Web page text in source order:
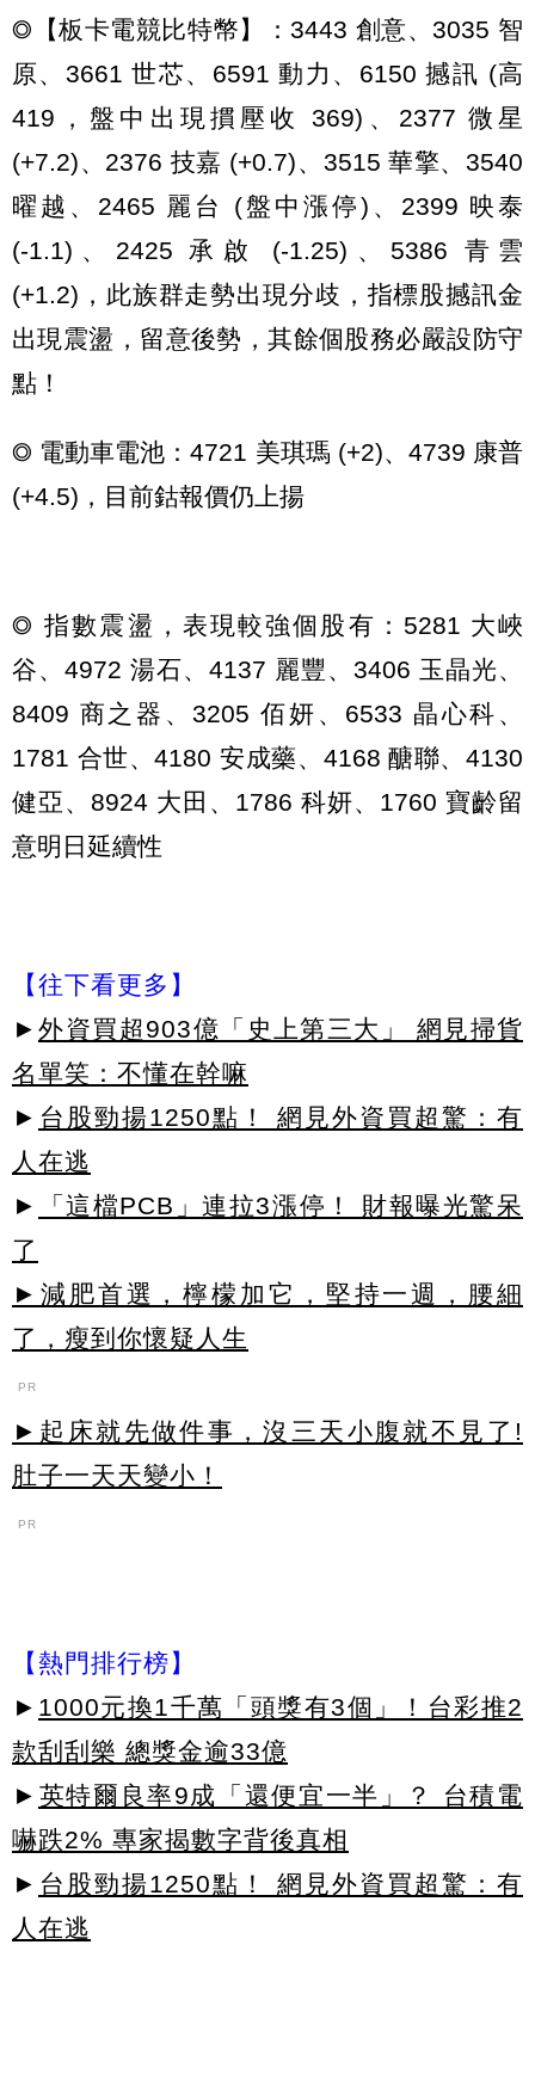
◎【板卡電競比特幣】：3443 創意、3035 智
原、3661 世芯、6591 動力、6150 撼訊 (高
419，盤中出現摜壓收 369)、2377 微星
(+7.2)、2376 技嘉 (+0.7)、3515 華擎、3540
曜越、2465 麗台 (盤中漲停)、2399 映泰
(-1.1)、2425 承啟 (-1.25)、5386 青雲
(+1.2)，此族群走勢出現分歧，指標股撼訊金
出現震盪，留意後勢，其餘個股務必嚴設防守
點！
◎ 電動車電池：4721 美琪瑪 (+2)、4739 康普
(+4.5)，目前鈷報價仍上揚
◎ 指數震盪，表現較強個股有：5281 大峽
谷、4972 湯石、4137 麗豐、3406 玉晶光、
8409 商之器、3205 佰妍、6533 晶心科、
1781 合世、4180 安成藥、4168 醣聯、4130
健亞、8924 大田、1786 科妍、1760 寶齡留
意明日延續性
【往下看更多】
► 外資買超903億「史上第三大」 網見掃貨
名單笑：不懂在幹嘛
► 台股勁揚1250點！ 網見外資買超驚：有
人在逃
►
「這檔PCB」連拉3漲停！ 財報曝光驚呆
了
►減肥首選，檸檬加它，堅持一週，腰細
了，瘦到你懷疑人生
PR
►起床就先做件事，沒三天小腹就不見了!
肚子一天天變小！
PR
【熱門排行榜】
► 1000元換1千萬「頭獎有3個」！台彩推2
款刮刮樂 總獎金逾33億
► 英特爾良率9成「還便宜一半」？ 台積電
嚇跌2% 專家揭數字背後真相
► 台股勁揚1250點！ 網見外資買超驚：有
人在逃